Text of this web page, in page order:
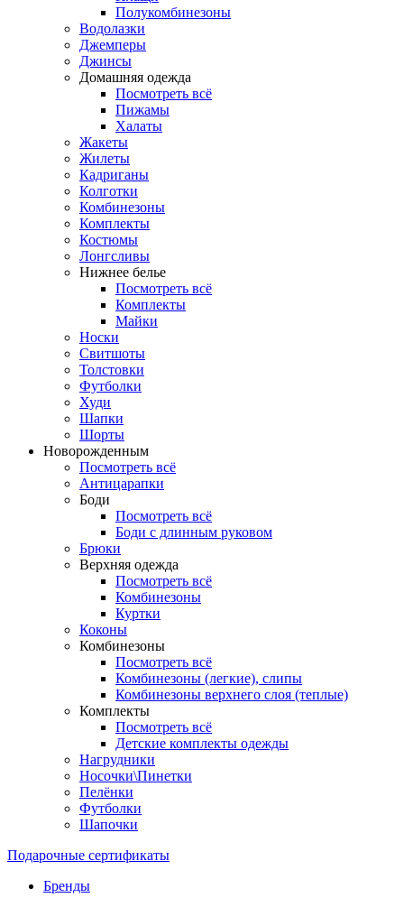
Полукомбинезоны
Водолазки
Джемперы
Джинсы
Домашняя одежда
Посмотреть всё
Пижамы
Халаты
Жакеты
Жилеты
Кадриганы
Колготки
Комбинезоны
Комплекты
Костюмы
Лонгсливы
Нижнее белье
Посмотреть всё
Комплекты
Майки
Носки
Свитшоты
Толстовки
Футболки
Худи
Шапки
Шорты
Новорожденным
Посмотреть всё
Антицарапки
Боди
Посмотреть всё
Боди с длинным руковом
Брюки
Верхняя одежда
Посмотреть всё
Комбинезоны
Куртки
Коконы
Комбинезоны
Посмотреть всё
Комбинезоны (легкие), слипы
Комбинезоны верхнего слоя (теплые)
Комплекты
Посмотреть всё
Детские комплекты одежды
Нагрудники
Носочки\Пинетки
Пелёнки
Футболки
Шапочки
Подарочные сертификаты
Бренды